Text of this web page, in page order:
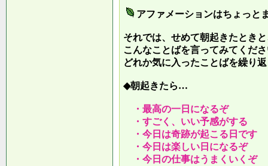
アファメーションはちょっと
それでは、せめて朝起きたとき
こんなことばを言ってみてくだ
どれか気に入ったことばを繰り
◆朝起きたら…
・最高の一日になるぞ
・すごく、いい予感がする
・今日は奇跡が起こる日です
・今日は楽しい日になるぞ
・今日の仕事はうまくいくぞ